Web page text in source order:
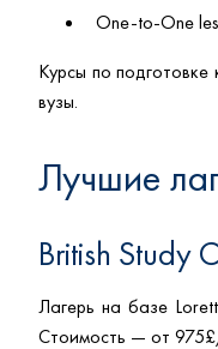
One-to-One
Курсы по подготовке
вузы.
Лучшие
British Study
Лагерь на базе
Стоимость — от